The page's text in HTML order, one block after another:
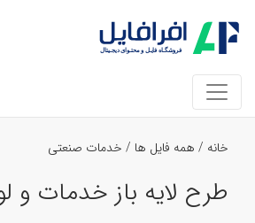
خانه / همه فایل ها / خدمات صنعتی
طرح لایه باز خدمات و